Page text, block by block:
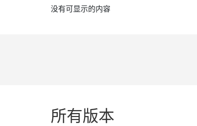
没有可显示的内容
所有版本